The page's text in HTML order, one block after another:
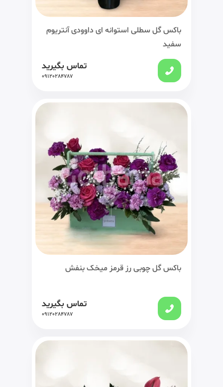
باکس گل سطلی استوانه ای داوودی آنتریوم
سفید
تماس بگیرید
09120284787
باکس گل چوبی رز قرمز میخک بنفش
تماس بگیرید
09120284787